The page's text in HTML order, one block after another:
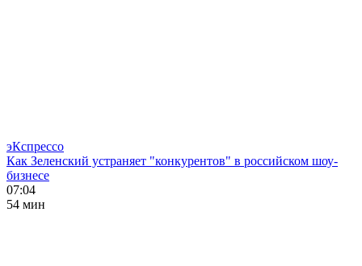
эКспрессо
Как Зеленский устраняет "конкурентов" в российском шоу-
бизнесе
07:04
54 мин